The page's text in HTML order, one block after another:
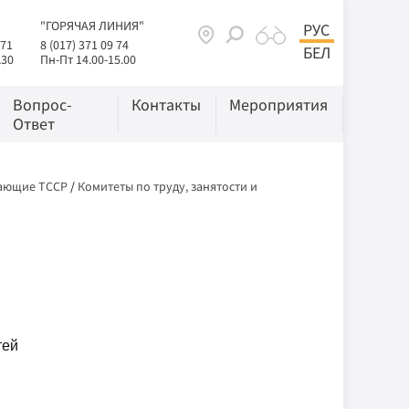
"ГОРЯЧАЯ ЛИНИЯ"
8 (017) 371 09 74
Пн-Пт 14.00-15.00
РУС
БЕЛ
Вопрос-
Ответ
Контакты Мероприятия
ТССР / Комитеты по труду, занятости и